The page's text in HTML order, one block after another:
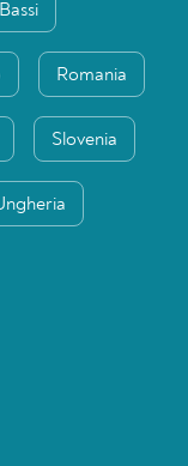
Romania
Slovenia